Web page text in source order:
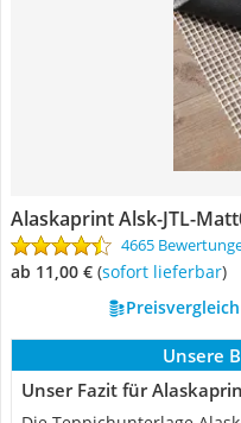
Alaskaprint Alsk-JTL-
4665
ab 11,00 € ( Sofort lieferbar)
Unsere
Unser Fazit für